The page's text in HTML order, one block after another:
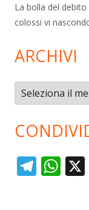
La bolla del debito
colossi vi
ARCHIVI
Archivi
T W